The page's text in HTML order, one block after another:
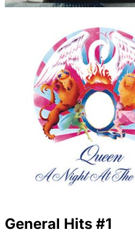
General Hits #1